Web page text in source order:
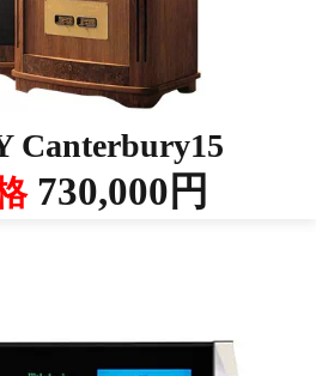
Canterbury15
730,000円